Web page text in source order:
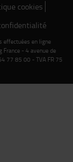
cookies
effectuées en ligne
France - 4 avenue de
77 85 00 - TVA FR 75